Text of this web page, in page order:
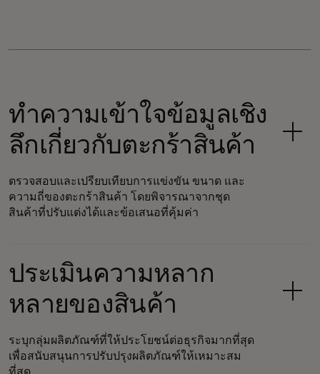
ทำความเข้าใจข้อมูลเชิง
ลึกเกี่ยวกับตะกร้าสินค้า
ตรวจสอบและเปรียบเทียบการแข่งขัน ขนาด และ
ความถี่ของตะกร้าสินค้า โดยพิจารณาจากชุด
สินค้าที่ปรับแต่งได้และข้อเสนอที่คุ้มค่า
ประเมินความหลาก
หลายของสินค้า
ระบุกลุ่มผลิตภัณฑ์ที่ให้ประโยชน์ต่อธุรกิจมากที่สุด
เพื่อสนับสนุนการปรับปรุงผลิตภัณฑ์ให้เหมาะสม